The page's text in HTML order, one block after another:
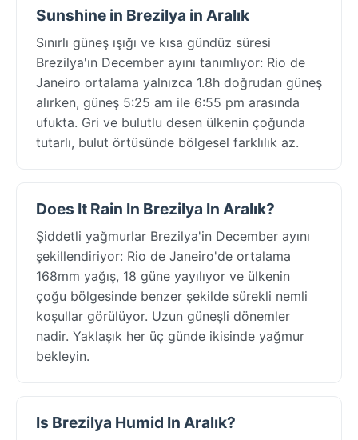
Sunshine in Brezilya in Aralık
Sınırlı güneş ışığı ve kısa gündüz süresi
Brezilya'ın December ayını tanımlıyor: Rio de
Janeiro ortalama yalnızca 1.8h doğrudan güneş
alırken, güneş 5:25 am ile 6:55 pm arasında
ufukta. Gri ve bulutlu desen ülkenin çoğunda
tutarlı, bulut örtüsünde bölgesel farklılık az.
Does It Rain In Brezilya In Aralık?
Şiddetli yağmurlar Brezilya'in December ayını
şekillendiriyor: Rio de Janeiro'de ortalama
168mm yağış, 18 güne yayılıyor ve ülkenin
çoğu bölgesinde benzer şekilde sürekli nemli
koşullar görülüyor. Uzun güneşli dönemler
nadir. Yaklaşık her üç günde ikisinde yağmur
bekleyin.
Is Brezilya Humid In Aralık?